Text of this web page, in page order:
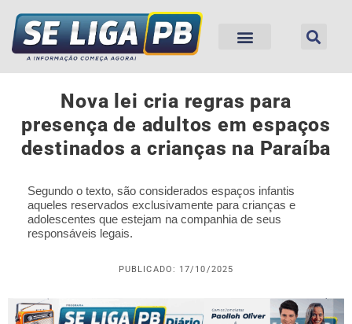
Nova lei cria regras para
presença de adultos em espaços
destinados a crianças na Paraíba
Segundo o texto, são considerados espaços infantis
aqueles reservados exclusivamente para crianças e
adolescentes que estejam na companhia de seus
responsáveis legais.
PUBLICADO: 17/10/2025